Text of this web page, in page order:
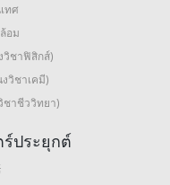
ทศ
อม
วิชาฟิสิกส์)
วิชาเคมี)
าชีววิทยา)
ประยุกต์